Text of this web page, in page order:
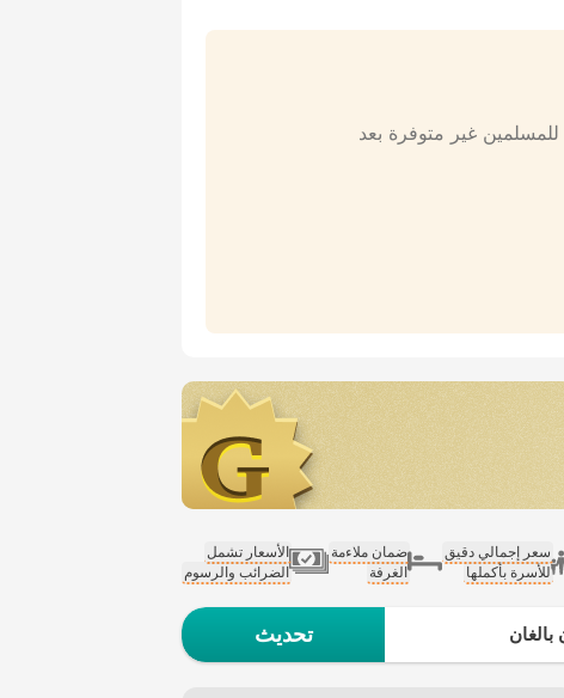
للمسلمين غير متوفرة بعد
سعر إجمالي دقيق
للأسرة بأكملها
ضمان ملاءمة
الغرفة
الأسعار تشمل
الضرائب والرسوم
تحديث